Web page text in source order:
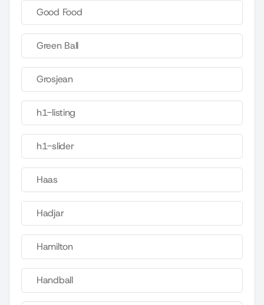
Good Food
Green Ball
Grosjean
h1-listing
h1-slider
Haas
Hadjar
Hamilton
Handball